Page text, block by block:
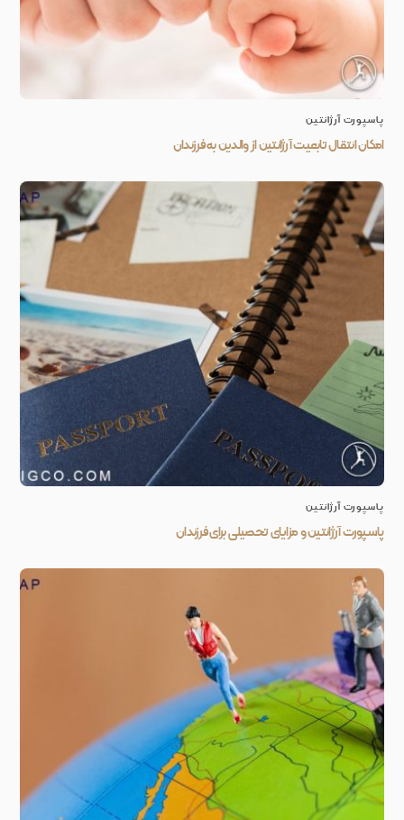
پاسپورت آرژانتین
امکان انتقال تابعیت آرژانتین از والدین به فرزندان
پاسپورت آرژانتین
پاسپورت آرژانتین و مزایای تحصیلی برای فرزندان